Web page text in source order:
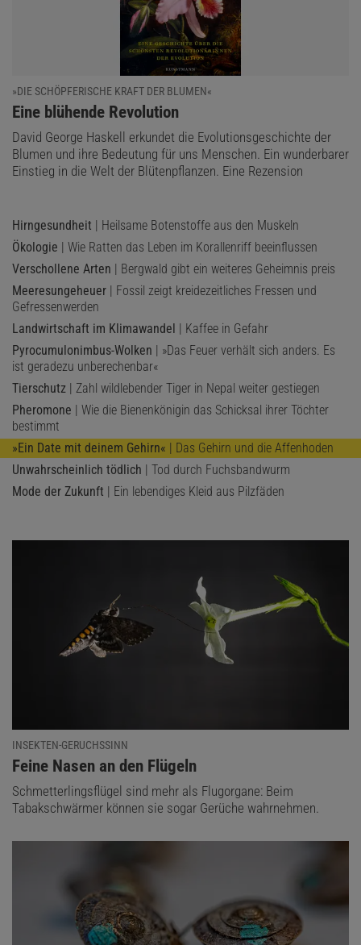
»DIE SCHÖPFERISCHE KRAFT DER BLUMEN«
:
Eine blühende Revolution
David George Haskell erkundet die Evolutionsgeschichte der
Blumen und ihre Bedeutung für uns Menschen. Ein wunderbarer
Einstieg in die Welt der Blütenpflanzen. Eine Rezension
Hirngesundheit | Heilsame Botenstoffe aus den Muskeln
Ökologie | Wie Ratten das Leben im Korallenriff beeinflussen
Verschollene Arten | Bergwald gibt ein weiteres Geheimnis preis
Meeresungeheuer | Fossil zeigt kreidezeitliches Fressen und
Gefressenwerden
Landwirtschaft im Klimawandel | Kaffee in Gefahr
Pyrocumulonimbus-Wolken | »Das Feuer verhält sich anders. Es
ist geradezu unberechenbar«
Tierschutz | Zahl wildlebender Tiger in Nepal weiter gestiegen
Pheromone | Wie die Bienenkönigin das Schicksal ihrer Töchter
bestimmt
»Ein Date mit deinem Gehirn« | Das Gehirn und die Affenhoden
Unwahrscheinlich tödlich | Tod durch Fuchsbandwurm
Mode der Zukunft | Ein lebendiges Kleid aus Pilzfäden
INSEKTEN-GERUCHSSINN
:
Feine Nasen an den Flügeln
Schmetterlingsflügel sind mehr als Flugorgane: Beim
Tabakschwärmer können sie sogar Gerüche wahrnehmen.